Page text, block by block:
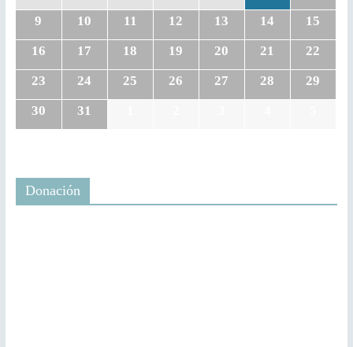
9
10 11 12 13 14
15
16
17 18 19 20 21
22
23
24 25 26 27 28
29
30
31
Donación